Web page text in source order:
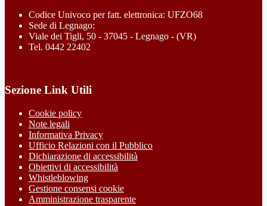
Codice Univoco per fatt. elettronica: UFZO68
Sede di Legnago:
Viale dei Tigli, 50 - 37045 - Legnago - (VR)
Tel. 0442 22402
Sezione Link Utili
Cookie policy
Note legali
Informativa Privacy
Ufficio Relazioni con il Pubblico
Dichiarazione di accessibilità
Obiettivi di accessibilità
Whistleblowing
Gestione consensi cookie
Amministrazione trasparente